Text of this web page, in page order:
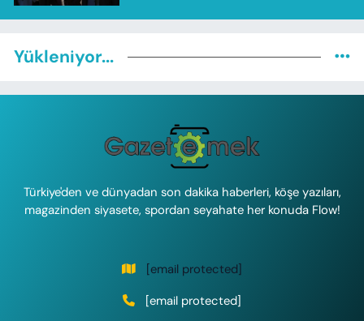
Yükleniyor...
Türkiye'den ve dünyadan son dakika haberleri, köşe yazıları,
magazinden siyasete, spordan seyahate her konuda Flow!
[email protected]
[email protected]